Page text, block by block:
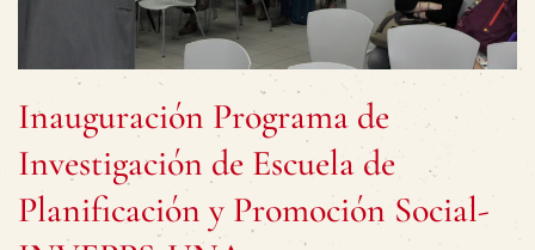
Inauguración Programa de
Investigación de Escuela de
Planificación y Promoción Social-